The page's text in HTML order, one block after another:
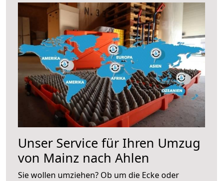
Unser Service für Ihren Umzug
von Mainz nach Ahlen
Sie wollen umziehen? Ob um die Ecke oder